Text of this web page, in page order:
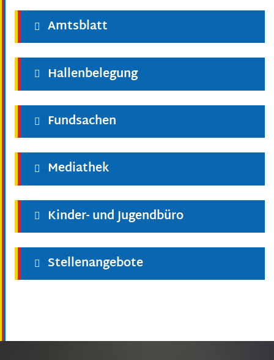
Amtsblatt
Hallenbelegung
Fundsachen
Mediathek
Kinder- und Jugendbüro
Stellenangebote